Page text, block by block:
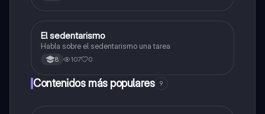
Educación Física
El sedentarismo
Habla sobre el sedentarismo una tarea
8 107 0
Contenidos más populares 9